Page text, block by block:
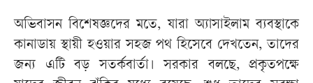
অভিবাসন বিশেষজ্ঞদের মতে, যারা অ্যাসাইলাম ব্যবস্থাকে
কানাডায় স্থায়ী হওয়ার সহজ পথ হিসেবে দেখতেন, তাদের
জন্য এটি বড় সতর্কবার্তা। সরকার বলছে, প্রকৃতপক্ষে